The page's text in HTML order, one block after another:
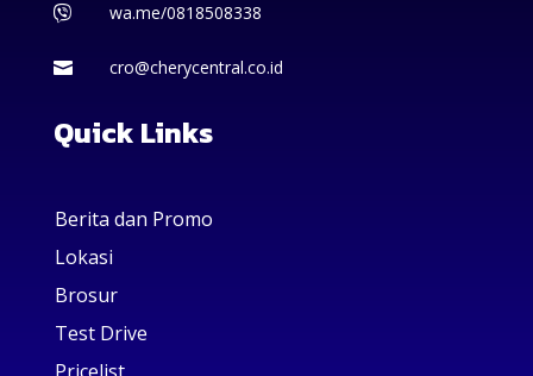
 wa.me/0818508338
 cro@cherycentral.co.id
Quick Links
Berita dan Promo
Lokasi
Brosur
Test Drive